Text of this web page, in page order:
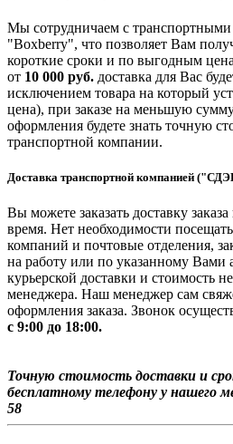
Мы сотрудничаем с
"Boxberry", что позволяет Вам
короткие сроки и по выгодным
от 10 000 руб. доставка для Вас
исключением товара на который
цена), при заказе на меньшую
оформления будете знать точную
транспортной компании.
Доставка транспортной компанией
Вы можете заказать доставку
время. Нет необходимости
компаний и почтовые отделения,
на работу или по указанному Вами
курьерской доставки и стоимость
менеджера. Наш менеджер сам
оформления заказа. Звонок
с 9:00 до 18:00.
Точную стоимость доставки и
бесплатному телефону у нашего
58